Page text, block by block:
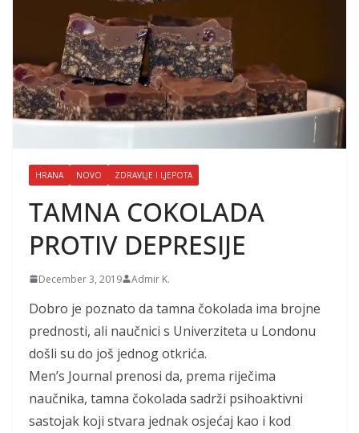
HRANA NOVO ZDRAVLJE I LJEPOTA
TAMNA COKOLADA
PROTIV DEPRESIJE
December 3, 2019 Admir K.
Dobro je poznato da tamna čokolada ima brojne
prednosti, ali naučnici s Univerziteta u Londonu
došli su do još jednog otkrića.
Men’s Journal prenosi da, prema riječima
naučnika, tamna čokolada sadrži psihoaktivni
sastojak koji stvara jednak osjećaj kao i kod